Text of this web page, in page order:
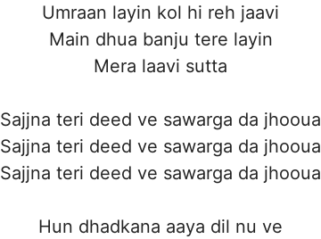
Umraan layin kol hi reh jaavi
Main dhua banju tere layin
Mera laavi sutta
Sajjna teri deed ve sawarga da jhooua
Sajjna teri deed ve sawarga da jhooua
Sajjna teri deed ve sawarga da jhooua
Hun dhadkana aaya dil nu ve